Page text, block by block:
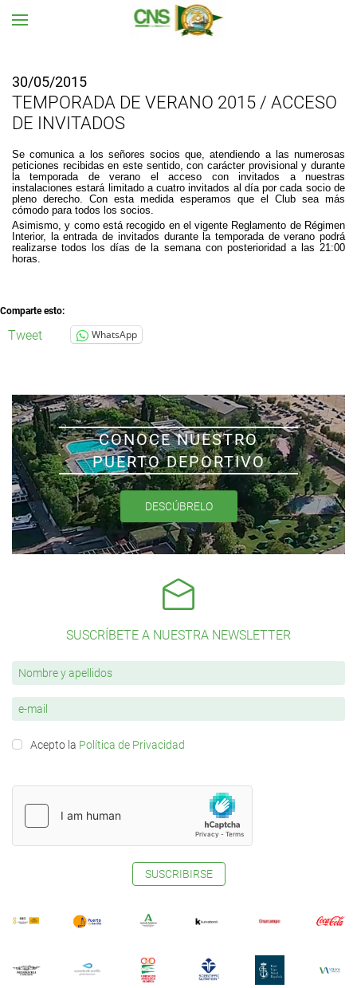
30/05/2015
TEMPORADA DE VERANO 2015 / ACCESO
DE INVITADOS
Se comunica a los señores socios que, atendiendo a las numerosas
peticiones recibidas en este sentido, con carácter provisional y durante
la temporada de verano el acceso con invitados a nuestras
instalaciones estará limitado a cuatro invitados al día por cada socio de
pleno derecho. Con esta medida esperamos que el Club sea más
cómodo para todos los socios.
Asimismo, y como está recogido en el vigente Reglamento de Régimen
Interior, la entrada de invitados durante la temporada de verano podrá
realizarse todos los días de la semana con posterioridad a las 21:00
horas.
Comparte esto:
Tweet WhatsApp
CONOCE NUESTRO
PUERTO DEPORTIVO
DESCÚBRELO
SUSCRÍBETE A NUESTRA NEWSLETTER
Acepto la Política de Privacidad
SUSCRIBIRSE